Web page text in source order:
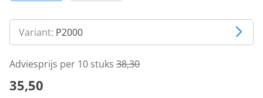
Variant: P2000
Adviesprijs per 10 stuks 38,30
35,50